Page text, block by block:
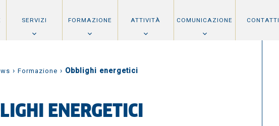
SERVIZI FORMAZIONE ATTIVITÀ COMUNICAZIONE CONTATTI
› Formazione › Obblighi energetici
ENERGETICI